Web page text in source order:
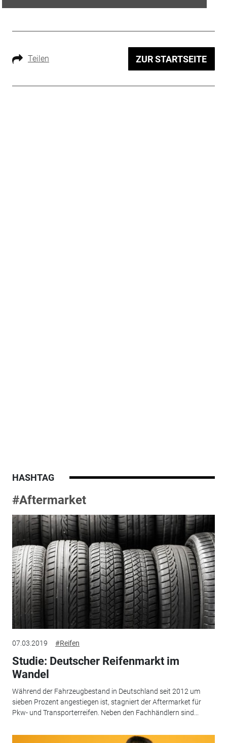
Teilen ZUR STARTSEITE
HASHTAG
#Aftermarket
07.03.2019 #Reifen
Studie: Deutscher Reifenmarkt im
Wandel
Während der Fahrzeugbestand in Deutschland seit 2012 um
sieben Prozent angestiegen ist, stagniert der Aftermarket für
Pkw- und Transporterreifen. Neben den Fachhändlern sind...